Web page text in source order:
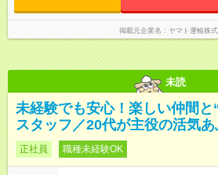
掲載元企業名 ヤマト運輸株
未読
未経験でも安心！楽しい仲間と
スタッフ／20代が主役の活気
正社員 職種未経験OK